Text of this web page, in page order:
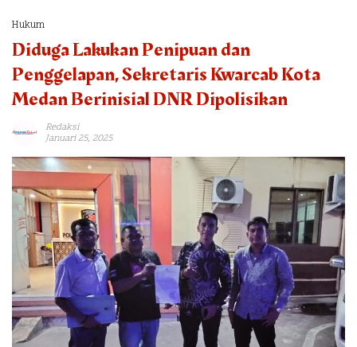
Hukum
Diduga Lakukan Penipuan dan
Penggelapan, Sekretaris Kwarcab Kota
Medan Berinisial DNR Dipolisikan
Redaksi
Januari 25, 2025